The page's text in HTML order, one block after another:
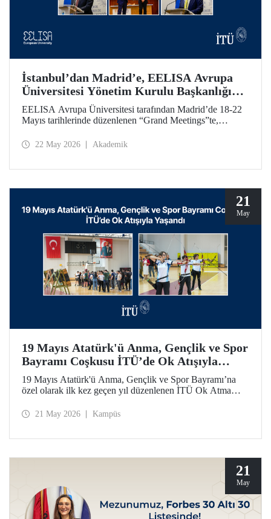
İstanbul’dan Madrid’e, EELISA Avrupa
Üniversitesi Yönetim Kurulu Başkanlığı
Devri
EELISA Avrupa Üniversitesi tarafından Madrid’de 18-22
Mayıs tarihlerinde düzenlenen “Grand Meetings”te,
UPM’e geçti. İTÜ Rektörü Prof. Dr. Hasan Mandal, 6 ay
22 May 2026 Akademik
21
May
19 Mayıs Atatürk'ü Anma, Gençlik ve Spor
Bayramı Coşkusu İTÜ’de Ok Atışıyla
Yaşandı
19 Mayıs Atatürk'ü Anma, Gençlik ve Spor Bayramı’na
özel olarak ilk kez geçen yıl düzenlenen İTÜ Ok Atma
bir araya getirdi.
21 May 2026 Kampüs
21
May